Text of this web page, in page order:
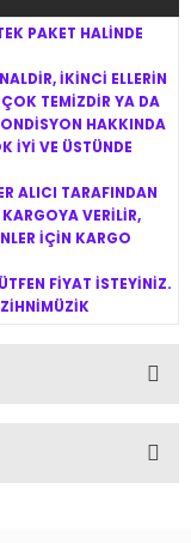
PAKET HALİNDE
İKİNCİ ELLERİN
TEMİZDİR YA DA
HAKKINDA
İYİ VE ÜSTÜNDE
ALICI TARAFINDAN
VERİLİR,
İÇİN KARGO
FİYAT İSTEYİNİZ.